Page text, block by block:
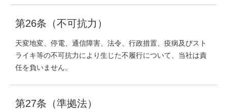
第26条（不可抗力）
天変地変、停電、通信障害、法令、行政措置、疫病及びスト
ライキ等の不可抗力により生じた不履行について、当社は責
任を負いません。
第27条（準拠法）